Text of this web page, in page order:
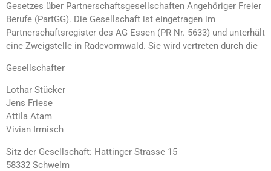
Gesetzes über Partnerschaftsgesellschaften Angehöriger Freier
Berufe (PartGG). Die Gesellschaft ist eingetragen im
Partnerschaftsregister des AG Essen (PR Nr. 5633) und unterhält
eine Zweigstelle in Radevormwald. Sie wird vertreten durch die
Gesellschafter
Lothar Stücker
Jens Friese
Attila Atam
Vivian Irmisch
Sitz der Gesellschaft: Hattinger Strasse 15
58332 Schwelm